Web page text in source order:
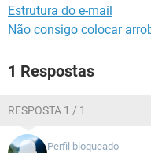
Estrutura do e-mail
Não consigo colocar
1 Respostas
RESPOSTA 1 / 1
Perfil bloqueado